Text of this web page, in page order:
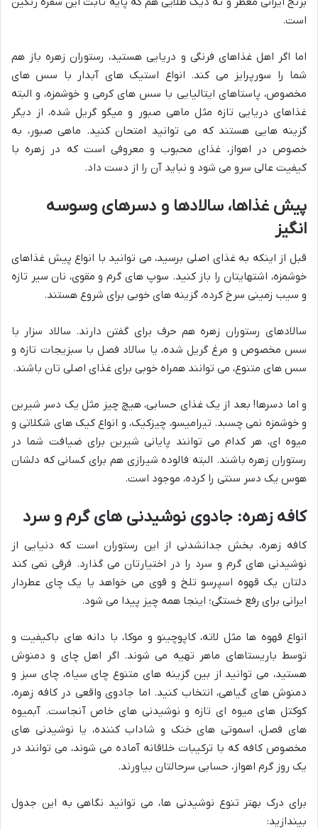
است.
اما اگر اهل غذاهای فرنگی و دریایی هستید، رستوران زهره باز هم
شما را سورپرایز می کند. انواع استیک های آبدار با سس های
مخصوص، پاستاهای ایتالیایی با سس های کرمی و خوشمزه، و البته
غذاهای دریایی تازه مثل ماهی صبور و میگو گریل شده، از دیگر
گزینه هایی هستند که می توانید امتحان کنید. ماهی صبور، به
خصوص در اهواز، غذای محبوب و معروفی است که در زهره با
کیفیت عالی سرو می شود و نباید آن را از دست داد.
پیش غذاها، سالادها و دسرهای وسوسه
انگیز
قبل از اینکه به غذای اصلی برسید، می توانید با انواع پیش غذاهای
خوشمزه، اشتهایتان را باز کنید. سوپ های گرم و مقوی، نان سیر تازه
و سیب زمینی سرخ کرده، گزینه های خوبی برای شروع هستند.
سالادهای رستوران زهره هم حرف برای گفتن دارند. سالاد سزار با
سس مخصوص و مرغ گریل شده، یا سالاد فصل با سبزیجات تازه و
سس های متنوع، می توانند همراه خوبی برای غذای اصلی تان باشند.
و اما دسرها! بعد از یک غذای حسابی، هیچ چیز مثل یک دسر شیرین
و خوشمزه نمی چسبد. تیرامیسو، چیزکیک، و انواع کیک های شکلاتی و
میوه ای، هر کدام می توانند پایانی شیرین برای ضیافت شما در
رستوران زهره باشند. البته فالوده شیرازی هم برای کسانی که دلشان
هوس یک دسر سنتی را کرده، موجود است.
کافه زهره: جادوی نوشیدنی های گرم و سرد
کافه زهره، بخش جدانشدنی از این رستوران است که دنیایی از
نوشیدنی های گرم و سرد را در اختیارتان می گذارد. فرقی نمی کند
دلتان یک قهوه اسپرسو تلخ و قوی می خواهد یا یک چای عطردار
ایرانی برای رفع خستگی؛ اینجا همه چیز پیدا می شود.
انواع قهوه ها مثل لاته، کاپوچینو و موکا، با دانه های باکیفیت و
توسط باریستاهای ماهر تهیه می شوند. اگر اهل چای و دمنوش
هستید، می توانید از بین گزینه های متنوع چای سیاه، چای سبز و
دمنوش های گیاهی، انتخاب کنید. اما جادوی واقعی در کافه زهره،
کوکتل های میوه ای تازه و نوشیدنی های خاص آنجاست. آبمیوه
های فصل، اسموتی های خنک و شاداب کننده، یا نوشیدنی های
مخصوص کافه که با ترکیبات خلاقانه آماده می شوند، می توانند در
یک روز گرم اهواز، حسابی سرحالتان بیاورند.
برای درک بهتر تنوع نوشیدنی ها، می توانید نگاهی به این جدول
بیندازید: